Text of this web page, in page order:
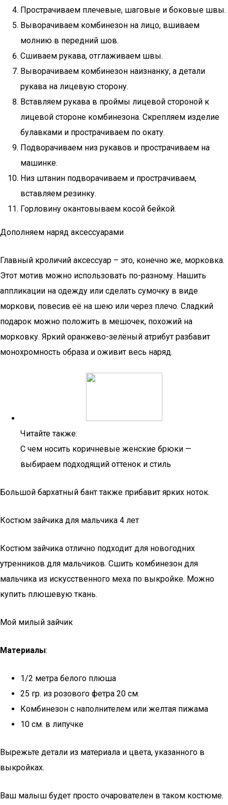
Прострачиваем плечевые, шаговые и боковые швы.
Выворачиваем комбинезон на лицо, вшиваем
молнию в передний шов.
Сшиваем рукава, отглаживаем швы.
Выворачиваем комбинезон наизнанку, а детали
рукава на лицевую сторону.
Вставляем рукава в проймы лицевой стороной к
лицевой стороне комбинезона. Скрепляем изделие
булавками и прострачиваем по окату.
Подворачиваем низ рукавов и прострачиваем на
машинке.
Низ штанин подворачиваем и прострачиваем,
вставляем резинку.
Горловину окантовываем косой бейкой.
Дополняем наряд аксессуарами
Главный кроличий аксессуар – это, конечно же, морковка.
Этот мотив можно использовать по-разному. Нашить
аппликации на одежду или сделать сумочку в виде
моркови, повесив её на шею или через плечо. Сладкий
подарок можно положить в мешочек, похожий на
морковку. Яркий оранжево-зелёный атрибут разбавит
монохромность образа и оживит весь наряд.
Читайте также:
С чем носить коричневые женские брюки —
выбираем подходящий оттенок и стиль
Большой бархатный бант также прибавит ярких ноток.
Костюм зайчика для мальчика 4 лет
Костюм зайчика отлично подходит для новогодних
утренников для мальчиков. Сшить комбинезон для
мальчика из искусственного меха по выкройке. Можно
купить плюшевую ткань.
Мой милый зайчик
Материалы:
1/2 метра белого плюша
25 гр. из розового фетра 20 см.
Комбинезон с наполнителем или желтая пижама
10 см. в липучке
Вырежьте детали из материала и цвета, указанного в
выкройках.
Ваш малыш будет просто очарователен в таком костюме.